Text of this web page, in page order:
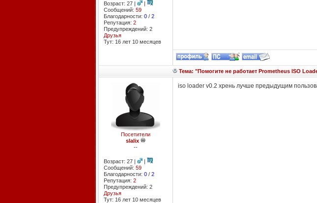
Возраст: 27 |
|
Сообщений: 59
Благодарности: 0/ 2
Репутация: 2
Предупреждений: 2
Друзья
Тут: 16 лет 10 месяцев
Тема: "Помогите не работает Prometheus ISO
Посетители
slalix
--
Возраст: 27 |
|
Сообщений: 59
Благодарности: 0/ 2
Репутация: 2
Предупреждений: 2
Друзья
Тут: 16 лет 10 месяцев
iso loader v0.2 хрень лучше предыдущим